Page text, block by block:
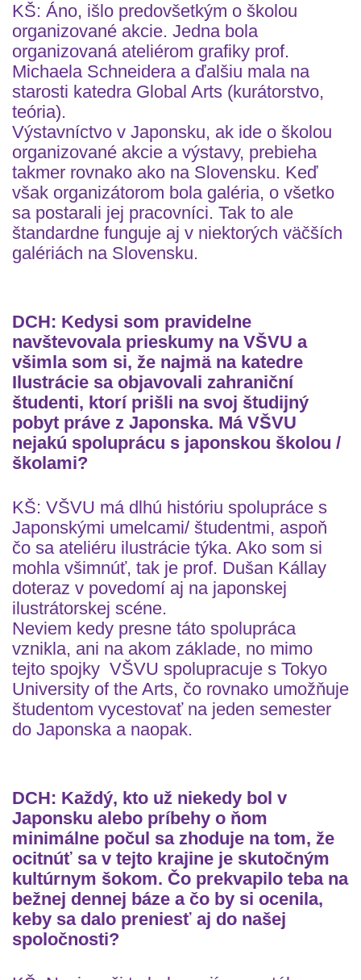
KŠ: Áno, išlo predovšetkým o školou
organizované akcie. Jedna bola
organizovaná ateliérom grafiky prof.
Michaela Schneidera a ďalšiu mala na
starosti katedra Global Arts (kurátorstvo,
teória).
Výstavníctvo v Japonsku, ak ide o školou
organizované akcie a výstavy, prebieha
takmer rovnako ako na Slovensku. Keď
však organizátorom bola galéria, o všetko
sa postarali jej pracovníci. Tak to ale
štandardne funguje aj v niektorých väčších
galériách na Slovensku.
DCH: Kedysi som pravidelne
navštevovala prieskumy na VŠVU a
všimla som si, že najmä na katedre
Ilustrácie sa objavovali zahraniční
študenti, ktorí prišli na svoj študijný
pobyt práve z Japonska. Má VŠVU
nejakú spoluprácu s japonskou školou /
školami?
KŠ: VŠVU má dlhú históriu spolupráce s
Japonskými umelcami/ študentmi, aspoň
čo sa ateliéru ilustrácie týka. Ako som si
mohla všimnúť, tak je prof. Dušan Kállay
doteraz v povedomí aj na japonskej
ilustrátorskej scéne.
Neviem kedy presne táto spolupráca
vznikla, ani na akom základe, no mimo
tejto spojky VŠVU spolupracuje s Tokyo
University of the Arts, čo rovnako umožňuje
študentom vycestovať na jeden semester
do Japonska a naopak.
DCH: Každý, kto už niekedy bol v
Japonsku alebo príbehy o ňom
minimálne počul sa zhoduje na tom, že
ocitnúť sa v tejto krajine je skutočným
kultúrnym šokom. Čo prekvapilo teba na
bežnej dennej báze a čo by si ocenila,
keby sa dalo preniesť aj do našej
spoločnosti?